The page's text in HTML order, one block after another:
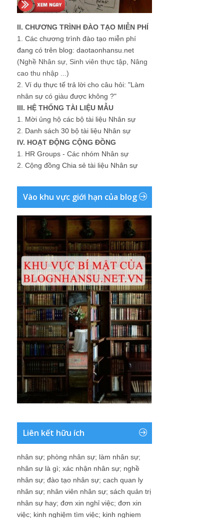
II. CHƯƠNG TRÌNH ĐÀO TẠO MIỄN PHÍ
1. Các chương trình đào tạo miễn phí
đang có trên blog: daotaonhansu.net
(Nghề Nhân sự, Sinh viên thực tập, Nâng
cao thu nhập ...)
2. Ví dụ thực tế trả lời cho câu hỏi: "Làm
nhân sự có giàu được không ?"
III. HỆ THỐNG TÀI LIỆU MẪU
1. Mời ủng hộ các bộ tài liệu Nhân sự
2. Danh sách 30 bộ tài liệu Nhân sự
IV. HOẠT ĐỘNG CỘNG ĐỒNG
1. HR Groups - Các nhóm Nhân sự
2. Cộng đồng Chia sẻ tài liệu Nhân sự
Vào khu vực giới hạn của blog
Liên kết hữu ích
nhân sự; phòng nhân sự; làm nhân sự;
nhân sự là gì; xác nhận nhân sự; nghề
nhân sự; đào tạo nhân sự; cach quan ly
nhân sự; nhân viên nhân sự; sách quản trị
nhân sự hay; đơn xin nghỉ việc; đơn xin
việc; kinh nghiệm tìm việc; kinh nghiem